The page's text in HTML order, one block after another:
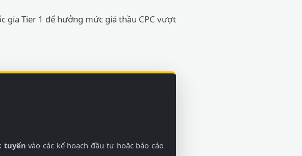
gia Tier 1 để hưởng mức giá thầu CPC vượt
tuyến vào các kế hoạch đầu tư hoặc báo cáo